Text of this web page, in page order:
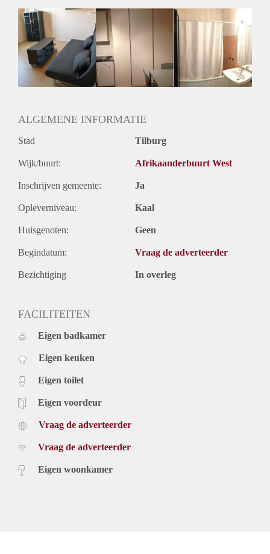
Huurtoeslag
Mogelijk
Inkomen eis
2,8 X De bruto huur
Huurtermijn
Onbepaalde termijn
ALGEMENE INFORMATIE
Stad Tilburg
Wijk/buurt: Afrikaanderbuurt West
Inschrijven gemeente: Ja
Opleverniveau: Kaal
Huisgenoten: Geen
Begindatum: Vraag de adverteerder
Bezichtiging In overleg
FACILITEITEN
Eigen badkamer
Eigen keuken
Eigen toilet
Eigen voordeur
Vraag de adverteerder
Vraag de adverteerder
Eigen woonkamer